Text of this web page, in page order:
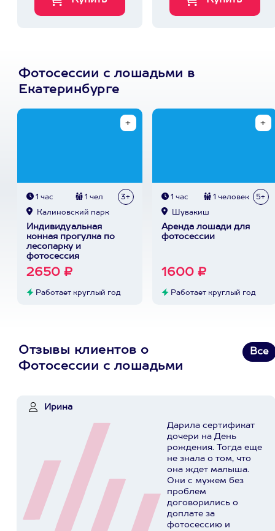
Фотосессии с лошадьми в
Екатеринбурге
1 час 1 чел 3+
Калиновский парк
Индивидуальная
конная прогулка по
лесопарку и
фотосессия
2650 ₽
Работает круглый год
1 час 1 человек 5+
Шувакиш
Аренда лошади для
фотосессии
1600 ₽
Работает круглый год
Отзывы клиентов о
Фотосессии с лошадьми
Все
Ирина
Дарила сертификат
дочери на День
рождения. Тогда еще
не знала о том, что
она ждет малыша.
Они с мужем без
проблем
договорились о
доплате за
фотосессию и